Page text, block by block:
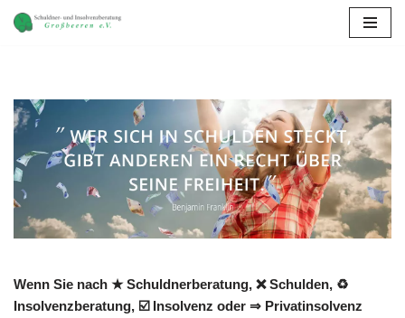
Wenn Sie nach ★ Schuldnerberatung, ❌ Schulden, ♻
Insolvenzberatung, ☑️ Insolvenz oder ⇒ Privatinsolvenz